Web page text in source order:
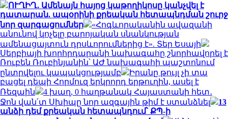
ՈՒՂԻՂ․ Ամենայն հայոց կաթողիկոսը կանչվել է
դատարան. ապօրինի քրեական հետապնդման շուրջ
նոր զարգացումներ
«Հոգևորականին ավազանի
անունով կոչելը բարոյական սնանկության
ամենացայտուն դրսևորումներից է». Տեր Եսայի
Սերբիայի խորհրդարանի նախագահը շնորհավորել է
Ռուբեն Ռուբինյանին՝ ԱԺ նախագահի պաշտոնում
ընտրվելու կապակցությամբ
Իրանը թույլ չի տա
բացել դեպի Հորմուզ երկրորդ երթուղին, ասել է
Ռեզաին
4 խաղ, 0 հաղթանակ Հայաստանի հետ․
Ջոն վան՛տ Սխիպը նոր ազգային թիմ է ստանձնել
13
անձի դեմ քրեական հետապնդում՝ ՔՊ-ի